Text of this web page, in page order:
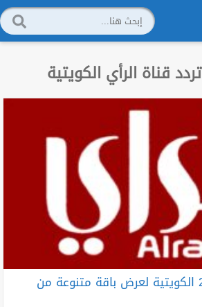
تردد قناة الرأي الكويتية
تردد قناة الرأي 2023 الكويتية لعرض باقة متنوعة من